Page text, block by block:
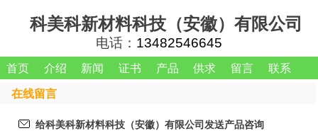
科美科新材料科技（安徽）有限公司
电话： 13482546645
首页 介绍 新闻 证书 产品 供求 留言 联系
在线留言
给科美科新材料科技（安徽）有限公司 发送产品咨询